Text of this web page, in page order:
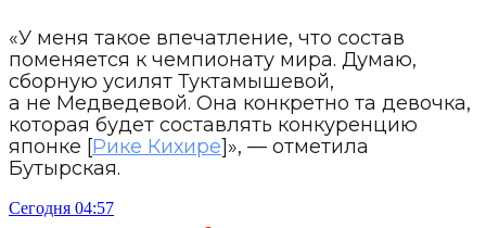
«У меня такое впечатление, что состав
поменяется к чемпионату мира. Думаю,
сборную усилят Туктамышевой,
а не Медведевой. Она конкретно та девочка,
которая будет составлять конкуренцию
японке [Рике Кихире]», — отметила
Бутырская.
Сегодня 04:57